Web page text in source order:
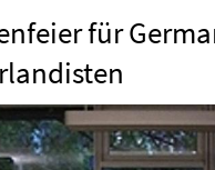
für